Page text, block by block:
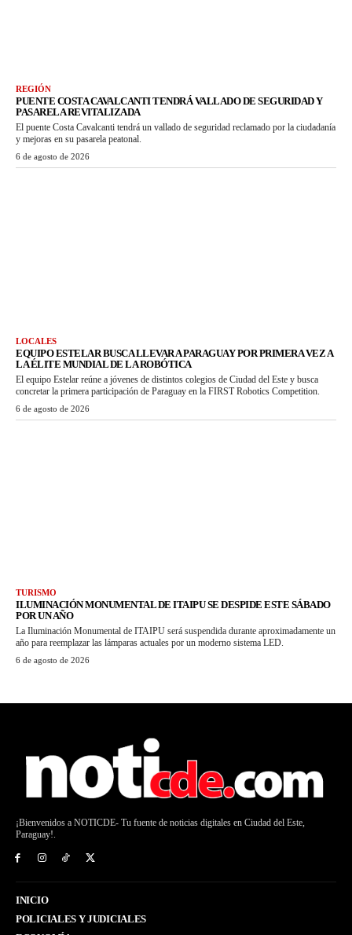
REGIÓN
PUENTE COSTA CAVALCANTI TENDRÁ VALLADO DE SEGURIDAD Y
PASARELA REVITALIZADA
El puente Costa Cavalcanti tendrá un vallado de seguridad reclamado por la ciudadanía
y mejoras en su pasarela peatonal.
6 de agosto de 2026
LOCALES
EQUIPO ESTELAR BUSCA LLEVAR A PARAGUAY POR PRIMERA VEZ A
LA ÉLITE MUNDIAL DE LA ROBÓTICA
El equipo Estelar reúne a jóvenes de distintos colegios de Ciudad del Este y busca
concretar la primera participación de Paraguay en la FIRST Robotics Competition.
6 de agosto de 2026
TURISMO
ILUMINACIÓN MONUMENTAL DE ITAIPU SE DESPIDE ESTE SÁBADO
POR UN AÑO
La Iluminación Monumental de ITAIPU será suspendida durante aproximadamente un
año para reemplazar las lámparas actuales por un moderno sistema LED.
6 de agosto de 2026
¡Bienvenidos a NOTICDE- Tu fuente de noticias digitales en Ciudad del Este,
Paraguay!.
INICIO
POLICIALES Y JUDICIALES